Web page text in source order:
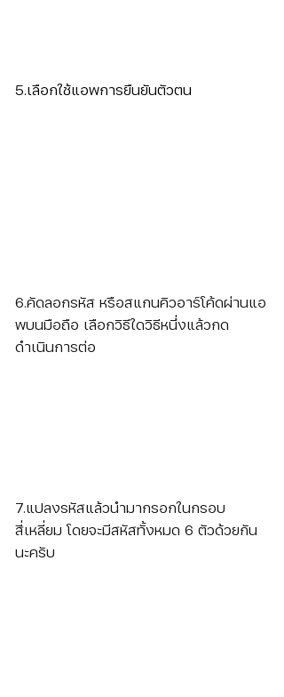
5.เลือกใช้แอพการยืนยันตัวตน
6.คัดลอกรหัส หรือสแกนคิวอาร์โค้ดผ่านแอ
พบนมือถือ เลือกวิธีใดวิธีหนึ่งแล้วกด
ดำเนินการต่อ
7.แปลงรหัสแล้วนำมากรอกในกรอบ
สี่เหลี่ยม โดยจะมีสหัสทั้งหมด 6 ตัวด้วยกัน
นะครับ